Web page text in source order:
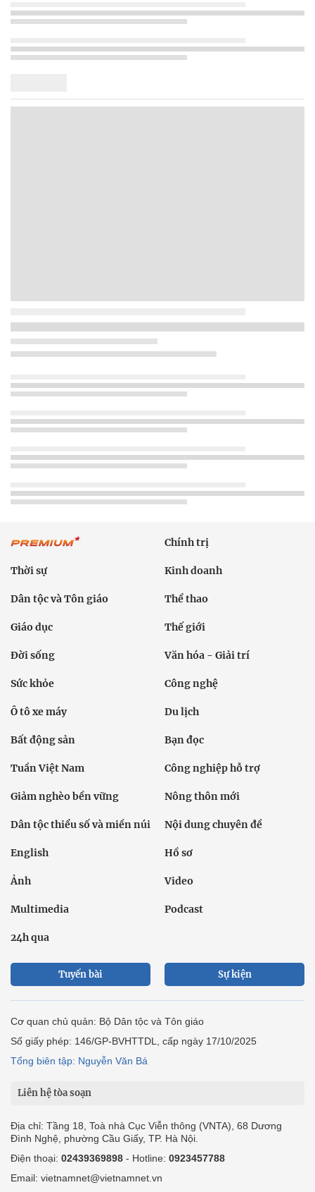
Chính trị
Thời sự Kinh doanh
Dân tộc và Tôn giáo Thể thao
Giáo dục Thế giới
Đời sống Văn hóa - Giải trí
Sức khỏe Công nghệ
Ô tô xe máy Du lịch
Bất động sản Bạn đọc
Tuần Việt Nam Công nghiệp hỗ trợ
Giảm nghèo bền vững Nông thôn mới
Dân tộc thiểu số và miền núi Nội dung chuyên đề
English Hồ sơ
Ảnh Video
Multimedia Podcast
24h qua
Tuyến bài Sự kiện
Cơ quan chủ quản: Bộ Dân tộc và Tôn giáo
Số giấy phép: 146/GP-BVHTTDL, cấp ngày 17/10/2025
Tổng biên tập: Nguyễn Văn Bá
Liên hệ tòa soạn
Địa chỉ: Tầng 18, Toà nhà Cục Viễn thông (VNTA), 68 Dương
Đình Nghệ, phường Cầu Giấy, TP. Hà Nội.
Điện thoại: 02439369898 - Hotline: 0923457788
Email: vietnamnet@vietnamnet.vn